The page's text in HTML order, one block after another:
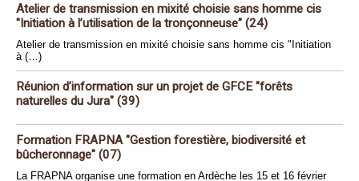
Atelier de transmission en mixité choisie sans homme cis
"Initiation à l’utilisation de la tronçonneuse" (24)
Atelier de transmission en mixité choisie sans homme cis "Initiation
à (…)
Réunion d’information sur un projet de GFCE "forêts
naturelles du Jura" (39)
Formation FRAPNA "Gestion forestière, biodiversité et
bûcheronnage" (07)
La FRAPNA organise une formation en Ardèche les 15 et 16 février